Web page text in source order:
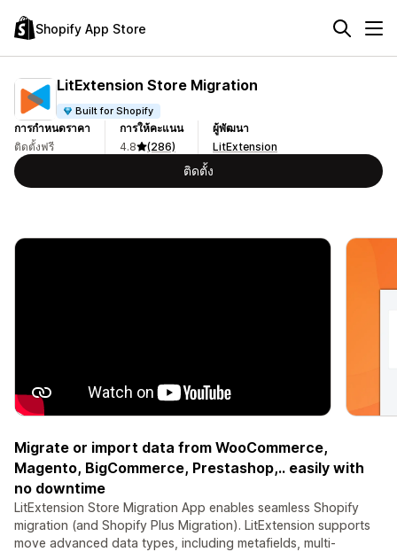
Shopify App Store
LitExtension Store Migration
Built for Shopify
การกำหนดราคา
ติดตั้งฟรี
การให้คะแนน
4.8
(286)
ผู้พัฒนา
LitExtension
ติดตั้ง
Migrate or import data from WooCommerce,
Magento, BigCommerce, Prestashop,.. easily with
no downtime
LitExtension Store Migration App enables seamless Shopify
migration (and Shopify Plus Migration). LitExtension supports
move advanced data types, including metafields, multi-